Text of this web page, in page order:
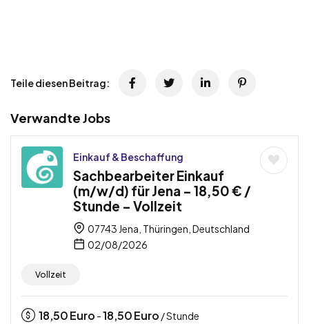
Teile diesen Beitrag:
Verwandte Jobs
Einkauf & Beschaffung
Sachbearbeiter Einkauf
(m/w/d) für Jena – 18,50 € /
Stunde – Vollzeit
07743 Jena, Thüringen, Deutschland
02/08/2026
Vollzeit
18,50Euro -18,50Euro / Stunde